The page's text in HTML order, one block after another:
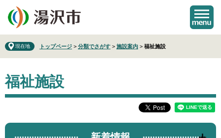
の
先
頭
す
ー
を
飛
し
本
現在地 トップページ > 分類でさがす > 施設案内 > 福祉施設
文
福祉施設